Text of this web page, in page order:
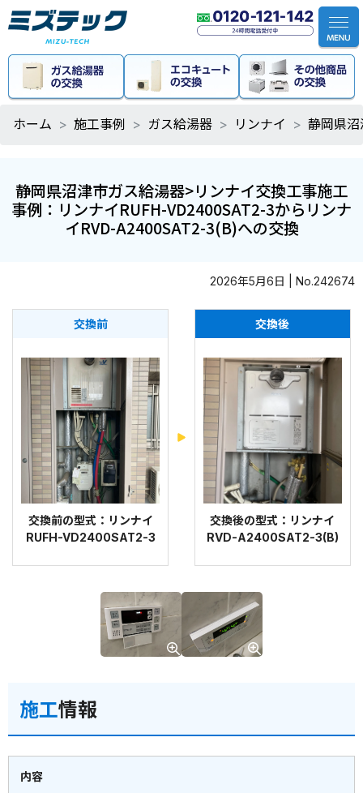
ホーム 施工事例 ガス給湯器 リンナイ 静岡県
静岡県沼津市ガス給湯器>リンナイ交換工事施工
事例：リンナイRUFH-VD2400SAT2-3からリンナ
イRVD-A2400SAT2-3(B)への交換
2026年5月6日 | No.242674
交換前
交換前の型式：リンナイ
RUFH-VD2400SAT2-3
交換後
交換後の型式：リンナイ
RVD-A2400SAT2-3(B)
施工情報
内容